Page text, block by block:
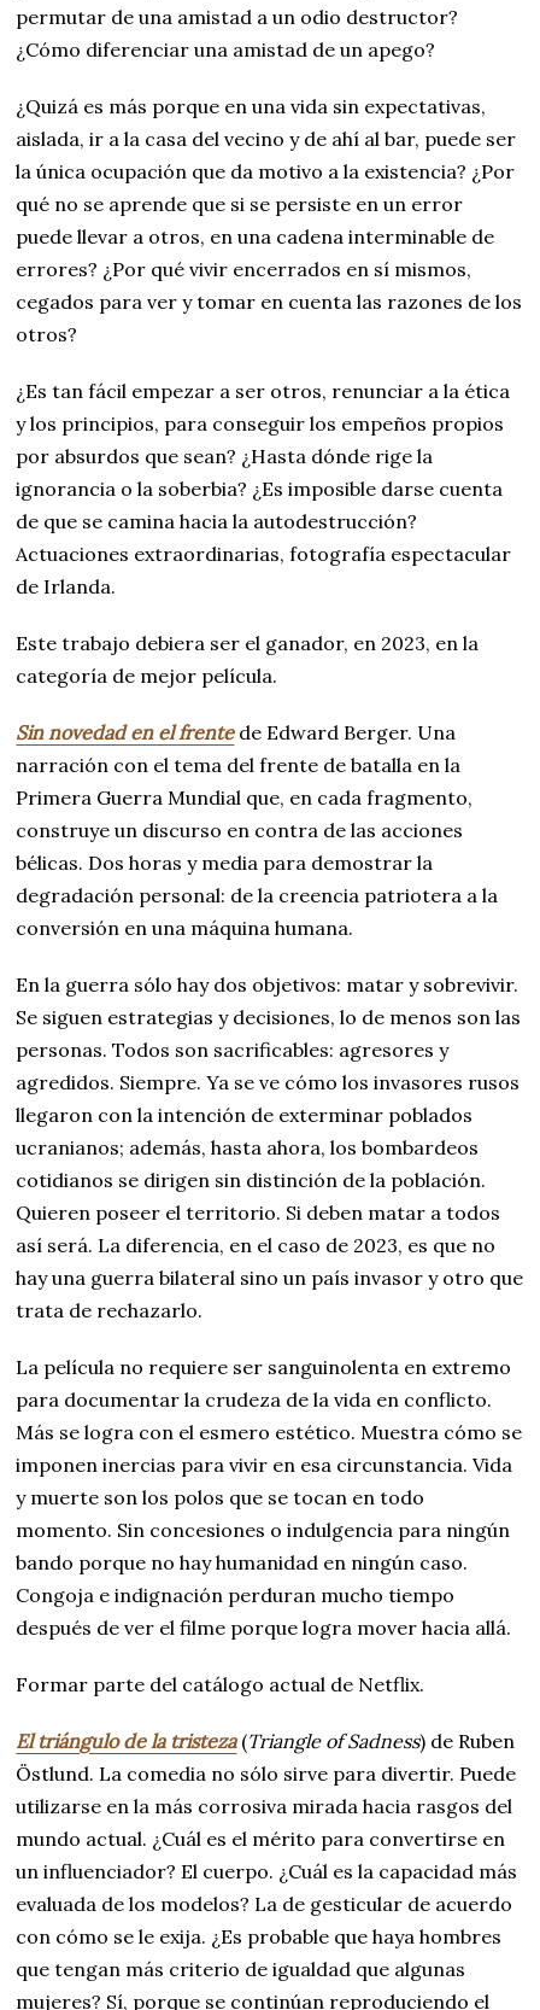
permutar de una amistad a un odio destructor?
¿Cómo diferenciar una amistad de un apego?
¿Quizá es más porque en una vida sin expectativas,
aislada, ir a la casa del vecino y de ahí al bar, puede ser
la única ocupación que da motivo a la existencia? ¿Por
qué no se aprende que si se persiste en un error
puede llevar a otros, en una cadena interminable de
errores? ¿Por qué vivir encerrados en sí mismos,
cegados para ver y tomar en cuenta las razones de los
otros?
¿Es tan fácil empezar a ser otros, renunciar a la ética
y los principios, para conseguir los empeños propios
por absurdos que sean? ¿Hasta dónde rige la
ignorancia o la soberbia? ¿Es imposible darse cuenta
de que se camina hacia la autodestrucción?
Actuaciones extraordinarias, fotografía espectacular
de Irlanda.
Este trabajo debiera ser el ganador, en 2023, en la
categoría de mejor película.
Sin novedad en el frentede Edward Berger. Una
narración con el tema del frente de batalla en la
Primera Guerra Mundial que, en cada fragmento,
construye un discurso en contra de las acciones
bélicas. Dos horas y media para demostrar la
degradación personal: de la creencia patriotera a la
conversión en una máquina humana.
En la guerra sólo hay dos objetivos: matar y sobrevivir.
Se siguen estrategias y decisiones, lo de menos son las
personas. Todos son sacrificables: agresores y
agredidos. Siempre. Ya se ve cómo los invasores rusos
llegaron con la intención de exterminar poblados
ucranianos; además, hasta ahora, los bombardeos
cotidianos se dirigen sin distinción de la población.
Quieren poseer el territorio. Si deben matar a todos
así será. La diferencia, en el caso de 2023, es que no
hay una guerra bilateral sino un país invasor y otro que
trata de rechazarlo.
La película no requiere ser sanguinolenta en extremo
para documentar la crudeza de la vida en conflicto.
Más se logra con el esmero estético. Muestra cómo se
imponen inercias para vivir en esa circunstancia. Vida
y muerte son los polos que se tocan en todo
momento. Sin concesiones o indulgencia para ningún
bando porque no hay humanidad en ningún caso.
Congoja e indignación perduran mucho tiempo
después de ver el filme porque logra mover hacia allá.
Formar parte del catálogo actual de Netflix.
El triángulo de la tristeza(Triangle of Sadness) de Ruben
Östlund. La comedia no sólo sirve para divertir. Puede
utilizarse en la más corrosiva mirada hacia rasgos del
mundo actual. ¿Cuál es el mérito para convertirse en
un influenciador? El cuerpo. ¿Cuál es la capacidad más
evaluada de los modelos? La de gesticular de acuerdo
con cómo se le exija. ¿Es probable que haya hombres
que tengan más criterio de igualdad que algunas
mujeres? Sí, porque se continúan reproduciendo el